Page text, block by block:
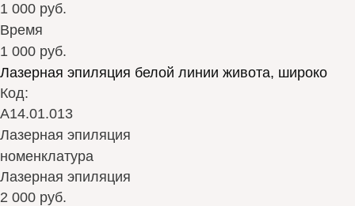
1 000 руб.
Время
1 000 руб.
Лазерная эпиляция белой линии живота, широко
Код:
А14.01.013
Лазерная эпиляция
номенклатура
Лазерная эпиляция
2 000 руб.